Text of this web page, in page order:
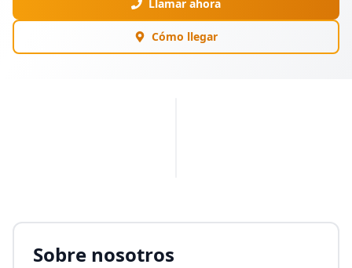
Llamar ahora
Cómo llegar
Sobre nosotros